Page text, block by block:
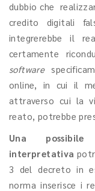
dubbio che
credito digitali
integrerebbe il
certamente
software
online, in cui il
attraverso cui la
reato, potrebbe
Una possibile
interpretativa
3 del decreto in
norma inserisce i